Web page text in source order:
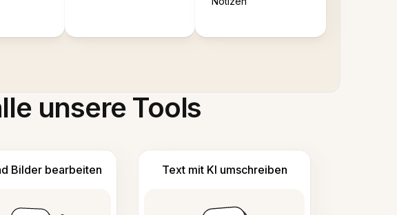
unsere Tools
Bilder bearbeiten Text mit KI umschreiben